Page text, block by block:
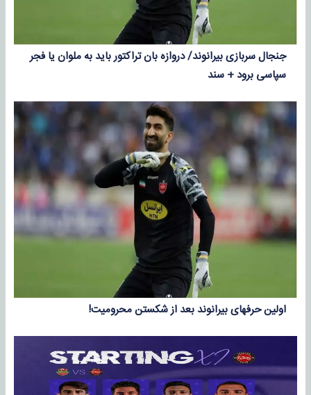
جنجال سربازی بیرانوند/ دروازه بان تراکتور باید به ملوان یا فجر
سپاسی برود + سند
اولین حرفهای بیرانوند بعد از شکستن محرومیت!